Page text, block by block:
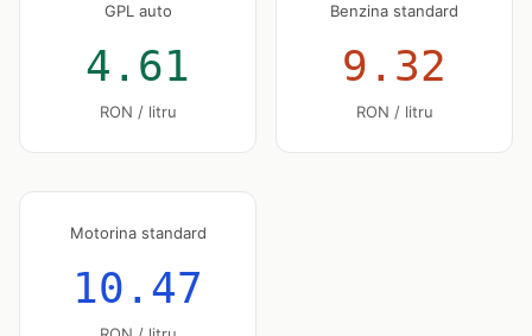
GPL auto
4.61
RON / litru
Benzina standard
9.32
RON / litru
Motorina standard
10.47